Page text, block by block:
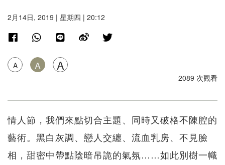
2月14日, 2019 | 星期四 | 20:12
A A A
2089 次觀看
情人節，我們來點切合主題、同時又破格不陳腔的
藝術。黑白灰調、戀人交纏、流血乳房、不見臉
相，甜密中帶點陰暗吊詭的氣氛……如此別樹一幟